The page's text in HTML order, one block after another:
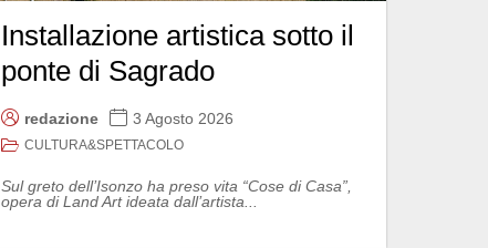
Installazione artistica sotto il
ponte di Sagrado
redazione 3 Agosto 2026
CULTURA&SPETTACOLO
Sul greto dell’Isonzo ha preso vita “Cose di Casa”,
opera di Land Art ideata dall’artista...